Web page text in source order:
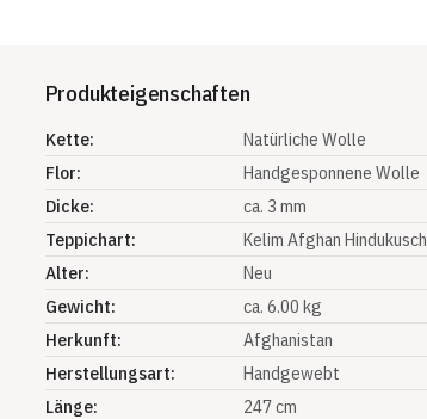
Produkteigenschaften
Kette:
Natürliche Wolle
Flor:
Handgesponnene Wolle
Dicke:
ca. 3 mm
Teppichart:
Kelim Afghan Hindukusch
Alter:
Neu
Gewicht:
ca. 6.00 kg
Herkunft:
Afghanistan
Herstellungsart:
Handgewebt
Länge:
247 cm